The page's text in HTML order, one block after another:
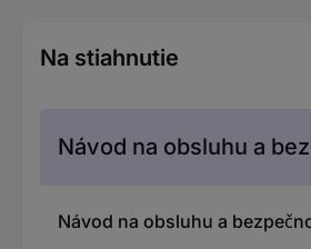
Na stiahnutie
Návod na obsluhu a
Návod na obsluhu a